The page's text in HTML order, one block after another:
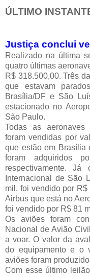
ÚLTIMO
Justiça conclui
Realizado na última
quatro últimas
R$ 318.500,00. Três
que estavam
Brasília/DF e São
estacionado no
São Paulo.
Todas as aeronaves
foram vendidas por
que estão em Brasília
foram adquiridos
respectivamente.
Internacional de São
mil, foi vendido por
Airbus que está no
foi vendido por R$ 81
Os aviões foram
Nacional de Avião
a voar. O valor da
do equipamento e o
aviões foram
Com esse último